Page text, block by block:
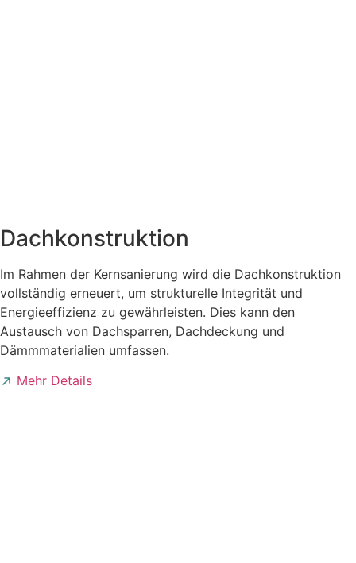
Dachkonstruktion
Im Rahmen der Kernsanierung wird die Dachkonstruktion
vollständig erneuert, um strukturelle Integrität und
Energieeffizienz zu gewährleisten. Dies kann den
Austausch von Dachsparren, Dachdeckung und
Dämmmaterialien umfassen.
Mehr Details